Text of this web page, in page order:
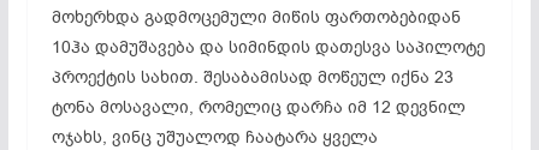
მოხერხდა გადმოცემული მიწის ფართობებიდან
10ჰა დამუშავება და სიმინდის დათესვა საპილოტე
პროექტის სახით. შესაბამისად მოწეულ იქნა 23
ტონა მოსავალი, რომელიც დარჩა იმ 12 დევნილ
ოჯახს, ვინც უშუალოდ ჩაატარა ყველა